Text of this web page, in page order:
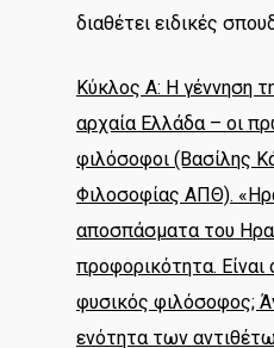
διαθέτει ειδικές
Κύκλος Α: Η γέννηση
αρχαία Ελλάδα – οι
φιλόσοφοι (Βασίλης
Φιλοσοφίας ΑΠΘ).
αποσπάσματα του
προφορικότητα. Είναι
φυσικός φιλόσοφος;
ενότητα των